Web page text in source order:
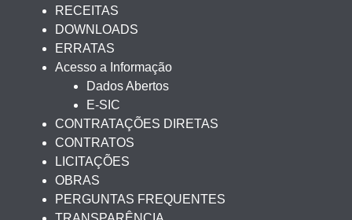
RECEITAS
DOWNLOADS
ERRATAS
Acesso a Informação
Dados Abertos
E-SIC
CONTRATAÇÕES DIRETAS
CONTRATOS
LICITAÇÕES
OBRAS
PERGUNTAS FREQUENTES